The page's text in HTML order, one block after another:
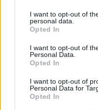
not limited to your visit or
grant or deny consent to
use your data for below
consent section.
I want to opt-out of
personal data.
Opted In
I want to opt-out of
Personal Data.
Opted In
I want to opt-out of
Personal Data for
Opted In